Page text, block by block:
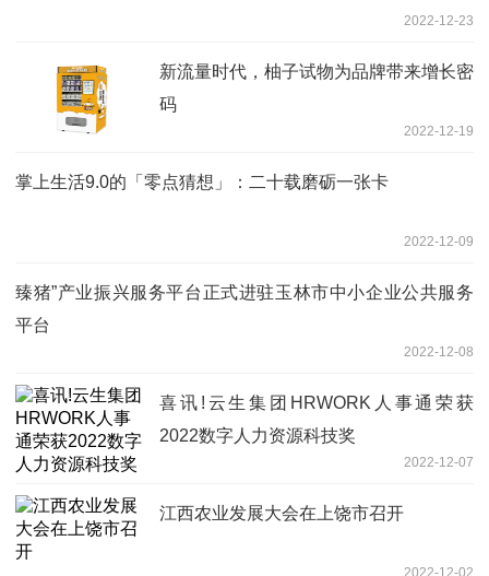
2022-12-23
新流量时代，柚子试物为品牌带来增长密
码
2022-12-19
掌上生活9.0的「零点猜想」：二十载磨砺一张卡
2022-12-09
臻猪”产业振兴服务平台正式进驻玉林市中小企业公共服务
平台
2022-12-08
喜讯!云生集团HRWORK人事通荣获
2022数字人力资源科技奖
2022-12-07
江西农业发展大会在上饶市召开
2022-12-02